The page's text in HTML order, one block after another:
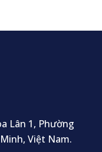
Lân 1, Phường
Việt Nam.